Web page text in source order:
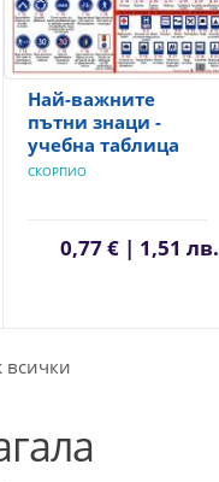
Най-важните
пътни знаци -
учебна таблица
СКОРПИО
0,77 € | 1,51 лв.